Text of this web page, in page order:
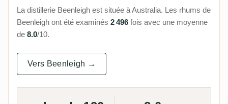
La distillerie Beenleigh est située à Australia. Les rhums de
Beenleigh ont été examinés 2 496 fois avec une moyenne
de 8.0/10.
Vers Beenleigh →